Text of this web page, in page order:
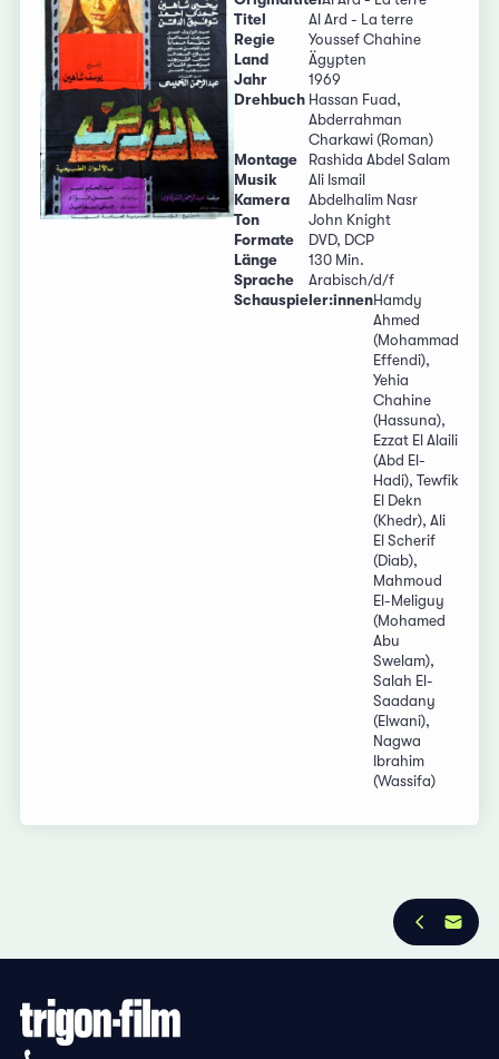
Titel
Al Ard - La terre
Regie
Youssef Chahine
Land
Ägypten
Jahr
1969
Drehbuch Hassan Fuad,
Abderrahman
Charkawi (Roman)
Montage
Rashida Abdel Salam
Musik
Ali Ismail
Kamera
Abdelhalim Nasr
Ton
John Knight
Formate
DVD, DCP
Länge
130 Min.
Sprache
Arabisch/d/f
Schauspieler:innenHamdy
Ahmed
(Mohammad
Effendi),
Yehia
Chahine
(Hassuna),
Ezzat El Alaili
(Abd El-
Hadi), Tewfik
El Dekn
(Khedr), Ali
El Scherif
(Diab),
Mahmoud
El-Meliguy
(Mohamed
Abu
Swelam),
Salah El-
Saadany
(Elwani),
Nagwa
Ibrahim
(Wassifa)